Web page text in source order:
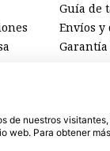
Guía de
Envíos y
Garantía
sostenible y de
de nuestros
web. Para obtener